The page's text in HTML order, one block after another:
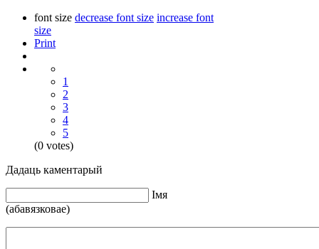
font size decrease font size increase font
size
Print
1
2
3
4
5
(0 votes)
Дадаць каментарый
Iмя
(абавязковае)